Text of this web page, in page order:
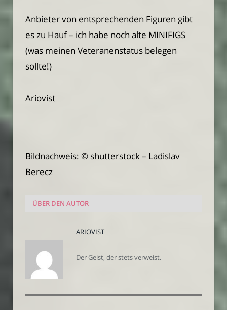
Anbieter von entsprechenden Figuren gibt
es zu Hauf – ich habe noch alte MINIFIGS
(was meinen Veteranenstatus belegen
sollte!)
Ariovist
Bildnachweis: © shutterstock – Ladislav
Berecz
ÜBER DEN AUTOR
ARIOVIST
Der Geist, der stets verweist.